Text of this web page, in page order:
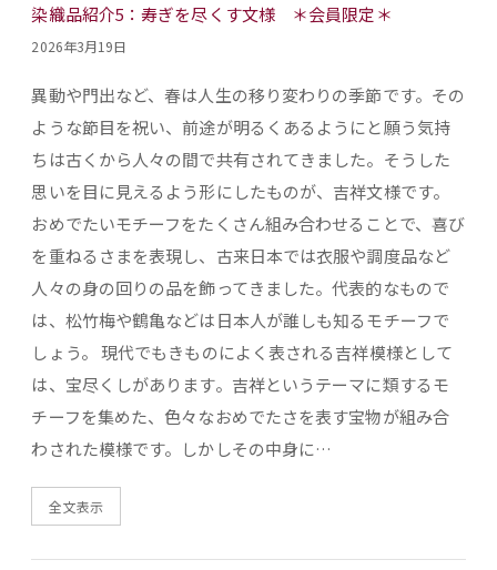
染織品紹介5：寿ぎを尽くす文様 ＊会員限定＊
2026年3月19日
異動や門出など、春は人生の移り変わりの季節です。その
ような節目を祝い、前途が明るくあるようにと願う気持
ちは古くから人々の間で共有されてきました。そうした
思いを目に見えるよう形にしたものが、吉祥文様です。
おめでたいモチーフをたくさん組み合わせることで、喜び
を重ねるさまを表現し、古来日本では衣服や調度品など
人々の身の回りの品を飾ってきました。代表的なもので
は、松竹梅や鶴亀などは日本人が誰しも知るモチーフで
しょう。 現代でもきものによく表される吉祥模様として
は、宝尽くしがあります。吉祥というテーマに類するモ
チーフを集めた、色々なおめでたさを表す宝物が組み合
わされた模様です。しかしその中身に…
全文表示